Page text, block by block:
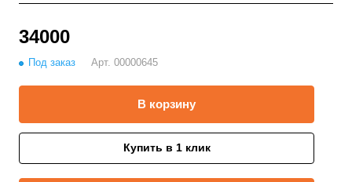
34000
Под заказ Арт. 00000645
В корзину
Купить в 1 клик